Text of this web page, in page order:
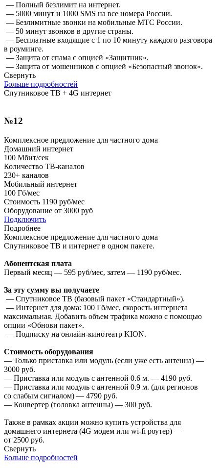
— Полный безлимит на интернет.
— 5000 минут и 1000 SMS на все номера России.
— Безлимитные звонки на мобильные МТС России.
— 50 минут звонков в другие страны.
— Бесплатные входящие с 1 по 10 минуту каждого разговора
в роуминге.
— Защита от спама с опцией «Защитник».
— Защита от мошенников с опцией «Безопасный звонок».
Свернуть
Больше подробностей
Спутниковое ТВ + 4G интернет
№12
Комплексное предложение для частного дома
Домашний интернет
100 Мбит/сек
Количество ТВ-каналов
230+ каналов
Мобильный интернет
100 Гб/мес
Стоимость 1190 руб/мес
Оборудование от 3000 руб
Подключить
Подробнее
Комплексное предложение для частного дома
Спутниковое ТВ и интернет в одном пакете.
Абонентская плата
Первый месяц — 595 руб/мес, затем — 1190 руб/мес.
За эту сумму вы получаете
— Спутниковое ТВ (базовый пакет «Стандартный»).
— Интернет для дома: 100 Гб/мес, скорость интернета
максимальная. Добавить объем трафика можно с помощью
опции «Обнови пакет».
— Подписку на онлайн-кинотеатр KION.
Стоимость оборудования
— Только приставка или модуль (если уже есть антенна) —
3000 руб.
— Приставка или модуль с антенной 0.6 м. — 4190 руб.
— Приставка или модуль с антенной 0.9 м. (для регионов
со слабым сигналом) — 4790 руб.
— Конвертер (головка антенны) — 300 руб.
Также в рамках акции можно купить устройства для
домашнего интернета (4G модем или wi-fi роутер) —
от 2500 руб.
Свернуть
Больше подробностей